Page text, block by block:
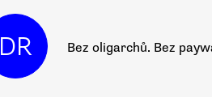
DR Bez oligarchů. Bez